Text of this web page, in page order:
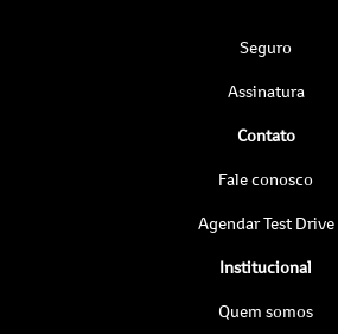
Seguro
Assinatura
Contato
Fale conosco
Agendar Test Drive
Institucional
Quem somos